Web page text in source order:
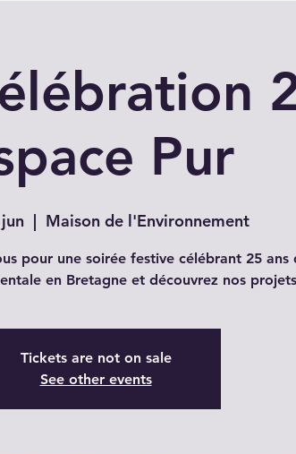
Pur
  |
Maison de l'Environnement
pour une soirée festive célébrant 25 ans
en Bretagne et découvrez nos
Tickets are not on sale
See other events